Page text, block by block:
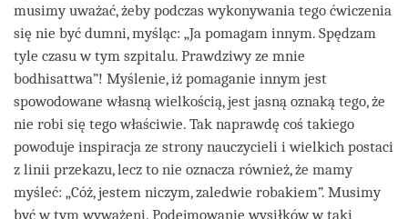
musimy uważać, żeby podczas wykonywania tego ćwiczenia
się nie być dumni, myśląc: „Ja pomagam innym. Spędzam
tyle czasu w tym szpitalu. Prawdziwy ze mnie
bodhisattwa”! Myślenie, iż pomaganie innym jest
spowodowane własną wielkością, jest jasną oznaką tego, że
nie robi się tego właściwie. Tak naprawdę coś takiego
powoduje inspiracja ze strony nauczycieli i wielkich postaci
z linii przekazu, lecz to nie oznacza również, że mamy
myśleć: „Cóż, jestem niczym, zaledwie robakiem”. Musimy
być w tym wyważeni. Podejmowanie wysiłków w taki